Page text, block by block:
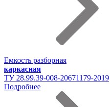
Емкость разборная
каркасная
ТУ 28.99.39-008-20671179-2019
Подробнее